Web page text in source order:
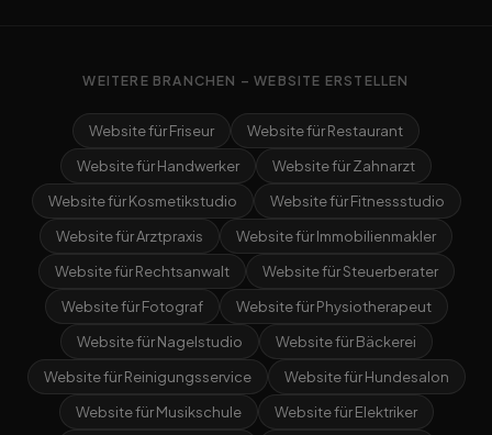
WEITERE BRANCHEN – WEBSITE ERSTELLEN
Website für Friseur
Website für Restaurant
Website für Handwerker
Website für Zahnarzt
Website für Kosmetikstudio
Website für Fitnessstudio
Website für Arztpraxis
Website für Immobilienmakler
Website für Rechtsanwalt
Website für Steuerberater
Website für Fotograf
Website für Physiotherapeut
Website für Nagelstudio
Website für Bäckerei
Website für Reinigungsservice
Website für Hundesalon
Website für Musikschule
Website für Elektriker